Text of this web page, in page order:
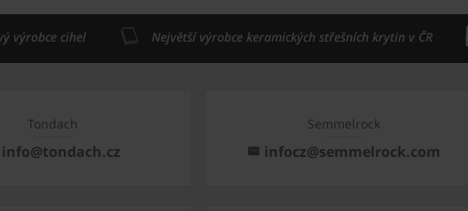
výrobce cihel Největší výrobce keramických střešních krytin v ČR
Tondach
info@tondach.cz
Semmelrock
infocz@semmelrock.com